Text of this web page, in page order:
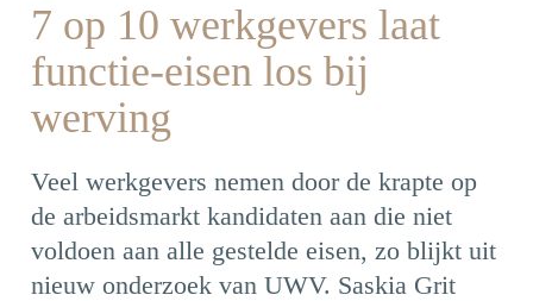
7 op 10 werkgevers laat
functie-eisen los bij
werving
Veel werkgevers nemen door de krapte op
de arbeidsmarkt kandidaten aan die niet
voldoen aan alle gestelde eisen, zo blijkt uit
nieuw onderzoek van UWV. Saskia Grit